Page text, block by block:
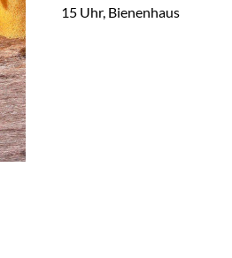
15 Uhr, Bie­nen­haus